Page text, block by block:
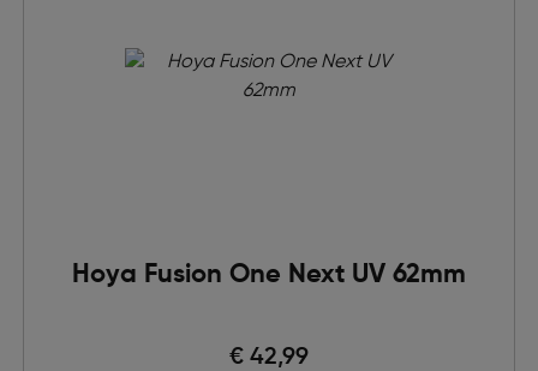
Hoya Fusion One Next UV 62mm
€ 42,99